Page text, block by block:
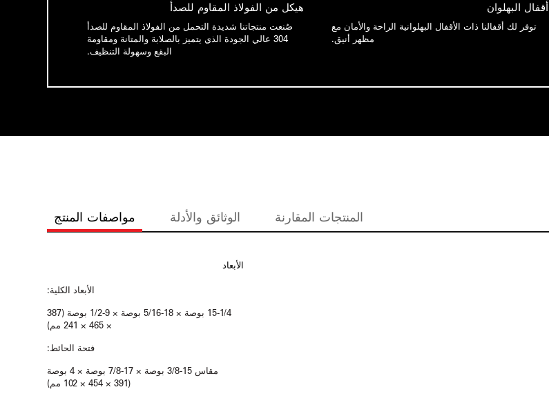
هيكل من الفولاذ المقاوم للصدأ
صُنعت منتجاتنا شديدة التحمل من الفولاذ المقاوم للصدأ
304 عالي الجودة الذي يتميز بالصلابة والمتانة ومقاومة
البقع وسهولة التنظيف.
أقفال البهلوان
توفر لك أقفالنا ذات الأقفال البهلوانية الراحة والأمان مع
مظهر أنيق.
مواصفات المنتج الوثائق والأدلة المنتجات المقارنة
الأبعاد
الأبعاد الكلية:
15-1/4 بوصة × 18-5/16 بوصة × 9-1/2 بوصة (387
× 465 × 241 مم)
فتحة الحائط:
مقاس 15-3/8 بوصة × 17-7/8 بوصة × 4 بوصة
(391 × 454 × 102 مم)